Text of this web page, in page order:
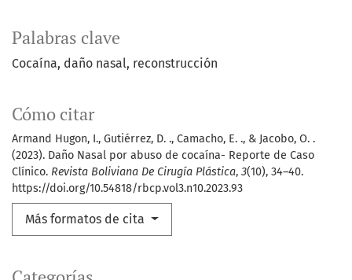
Palabras clave
Cocaína daño nasal reconstrucción
Cómo citar
Armand Hugon, I., Gutiérrez, D. ., Camacho, E. ., & Jacobo, O. .
(2023). Daño Nasal por abuso de cocaína- Reporte de Caso
Clínico. Revista Boliviana De Cirugía Plástica, 3(10), 34–40.
https://doi.org/10.54818/rbcp.vol3.n10.2023.93
Más formatos de cita